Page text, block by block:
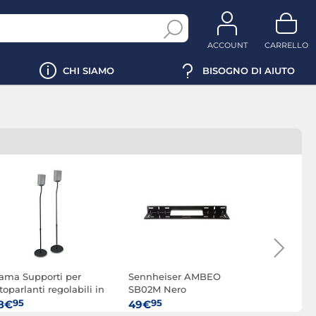
ACCOUNT CARRELLO
CHI SIAMO BISOGNO DI AIUTO
Supporti per
regolabili in
Nero
95
Sennheiser AMBEO
SB02M Nero
49€95